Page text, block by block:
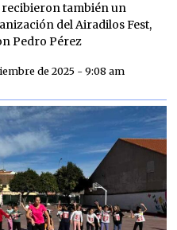
también un
del Airadilos Fest,
Pedro Pérez
de 2025 - 9:08 am